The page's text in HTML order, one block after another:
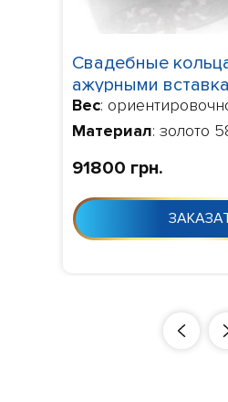
Свадебные
ажурными
бриллиантами
Вес:
Материал: золото
VVS1/VVS2,
Изготовление 10-
заказа
91800 грн.